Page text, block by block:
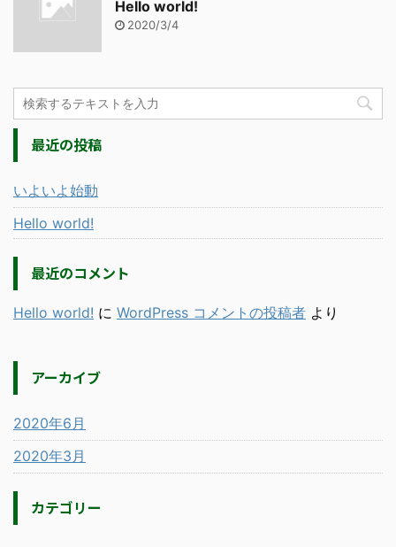
Hello world!
2020/3/4
最近の投稿
いよいよ始動
Hello world!
最近のコメント
Hello world! に WordPress コメントの投稿者 より
アーカイブ
2020年6月
2020年3月
カテゴリー